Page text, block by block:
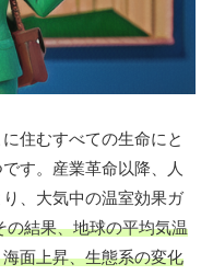
住むすべての生命にと
す。産業革命以降、人
、大気中の温室効果ガ
の結果、地球の平均気温
面上昇、生態系の変化